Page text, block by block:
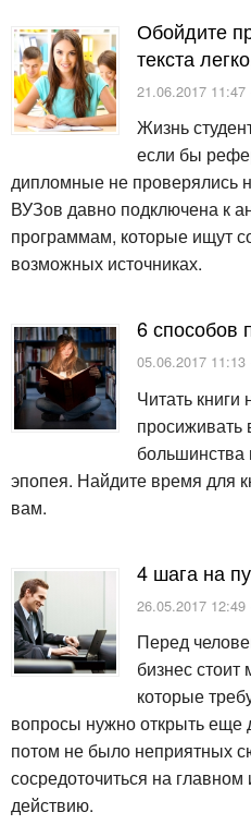
Обойдите
текста
21.06.2017 11:47
Жизнь
если бы
дипломные не проверялись
ВУЗов давно подключена к
программам, которые ищут
возможных источниках.
6 способов
05.06.2017 11:13
Читать
просиживать
большинства
эпопея. Найдите время для
вам.
4 шага на
26.05.2017 12:49
Перед
бизнес
которые
вопросы нужно открыть еще
потом не было неприятных
сосредоточиться на
действию.